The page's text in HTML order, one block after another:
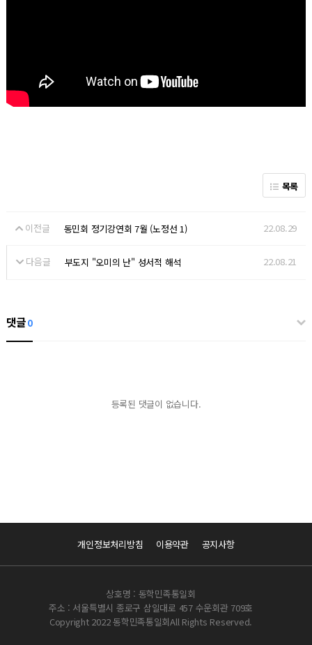
목록
이전글 동민회 정기강연회 7월 (노정선 1) 22.08.29
다음글 부도지 "오미의 난" 성서적 해석 22.08.21
댓글0
등록된 댓글이 없습니다.
개인정보처리방침 이용약관 공지사항
상호명 : 동학민족통일회
주소 : 서울특별시 종로구 삼일대로 457 수운회관 709호
Copyright 2022 동학민족통일회All Rights Reserved.